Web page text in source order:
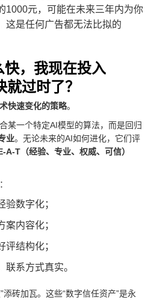
1000元，可能在未来三年内为你
这是任何广告都无法比拟的
，我现在投入
过时了？
快速变化的策略。
某一个特定AI模型的算法，而是回归
业。无论未来的AI如何进化，它们评
A-T（经验、专业、权威、可信）
验数字化；
案内容化；
评结构化；
系方式真实。
砖加瓦。这些“数字信任资产”是永